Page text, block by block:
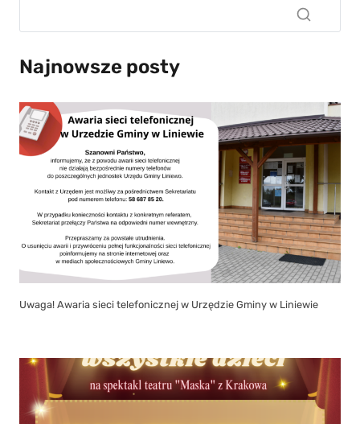
Najnowsze posty
Uwaga! Awaria sieci telefonicznej w Urzędzie Gminy w Liniewie